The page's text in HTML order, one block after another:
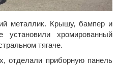
металлик. Крышу, бампер и
хромированный
тягаче.
отделали приборную панель